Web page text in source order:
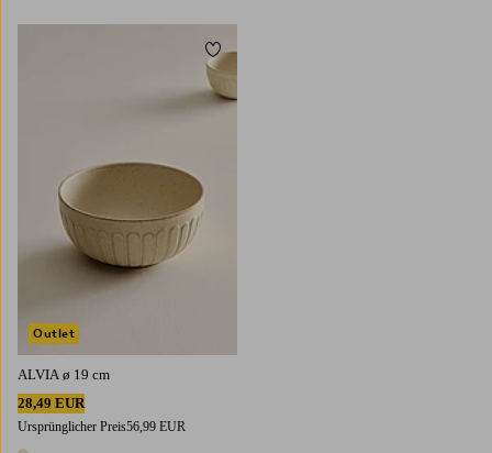
ALVIA ø 19 cm
28,49 EUR
Ursprünglicher Preis56,99 EUR
Outlet
Zu Favoriten hinzufügen